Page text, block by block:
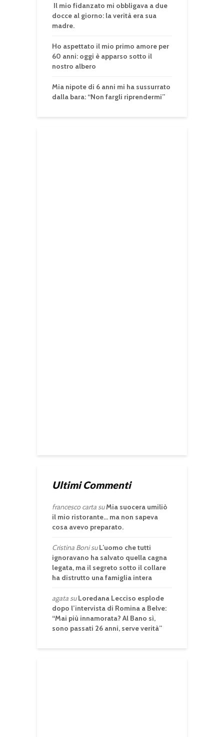
Il mio fidanzato mi obbligava a due
docce al giorno: la verità era sua
madre.
Ho aspettato il mio primo amore per
60 anni: oggi è apparso sotto il
nostro albero
Mia nipote di 6 anni mi ha sussurrato
dalla bara: “Non fargli riprendermi”
Ultimi Commenti
francesco cartasuMia suocera umiliò
il mio ristorante… ma non sapeva
cosa avevo preparato.
Cristina BonisuL’uomo che tutti
ignoravano ha salvato quella cagna
legata, ma il segreto sotto il collare
ha distrutto una famiglia intera
agatasuLoredana Lecciso esplode
dopo l’intervista di Romina a Belve:
“Mai più innamorata? Al Bano sì,
sono passati 26 anni, serve verità”